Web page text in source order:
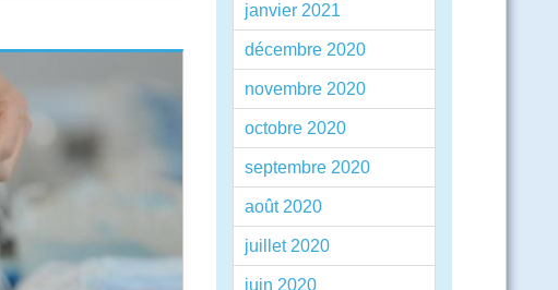
janvier 2021
décembre 2020
novembre 2020
octobre 2020
septembre 2020
août 2020
juillet 2020
juin 2020